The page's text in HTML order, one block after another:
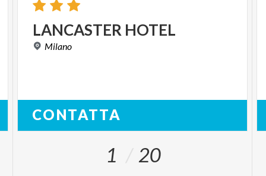
LANCASTER HOTEL
Milano
CONTATTA
1 20